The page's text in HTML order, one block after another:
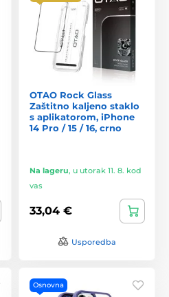
OTAO Rock Glass
Zaštitno kaljeno staklo
s aplikatorom, iPhone
14 Pro / 15 / 16, crno
Na lageru, u utorak 11. 8. kod
vas
33,04 €
Usporedba
Osnovna